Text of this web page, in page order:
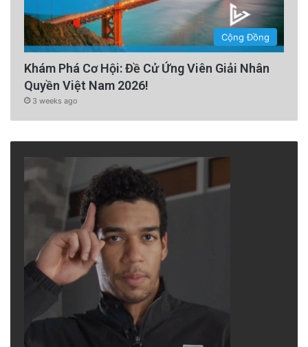
Kỹ sư Nguyễn Khiêm, một chuyên gia cấp cao
về công nghệ và kinh doanh của Voyager
Space, một công ty đa quốc gia ở California,
nói với RFA rằng nếu Việt Nam không có một
Cộng Đồng
Khám Phá Cơ Hội: Đề Cử Ứng Viên Giải Nhân
Quyền Việt Nam 2026!
3 weeks ago